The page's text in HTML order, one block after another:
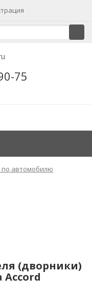
75
по автомобилю
(дворники)